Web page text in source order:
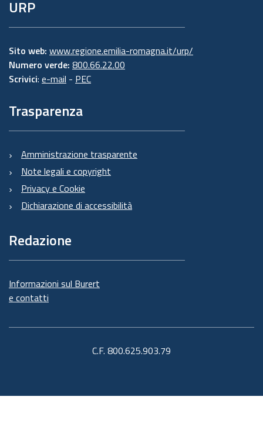
URP
Sito web: www.regione.emilia-romagna.it/urp/
Numero verde: 800.66.22.00
Scrivici: e-mail - PEC
Trasparenza
Amministrazione trasparente
Note legali e copyright
Privacy e Cookie
Dichiarazione di accessibilità
Redazione
Informazioni sul Burert
e contatti
C.F. 800.625.903.79